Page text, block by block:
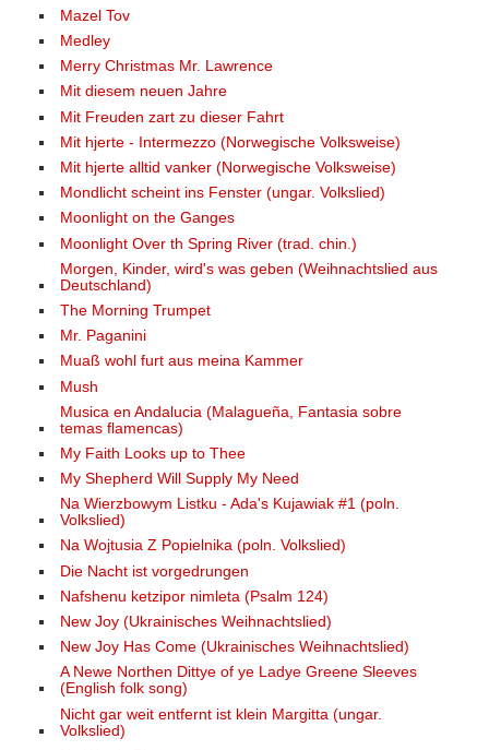
Mazel Tov
Medley
Merry Christmas Mr. Lawrence
Mit diesem neuen Jahre
Mit Freuden zart zu dieser Fahrt
Mit hjerte - Intermezzo (Norwegische Volksweise)
Mit hjerte alltid vanker (Norwegische Volksweise)
Mondlicht scheint ins Fenster (ungar. Volkslied)
Moonlight on the Ganges
Moonlight Over th Spring River (trad. chin.)
Morgen, Kinder, wird's was geben (Weihnachtslied aus
Deutschland)
The Morning Trumpet
Mr. Paganini
Muaß wohl furt aus meina Kammer
Mush
Musica en Andalucia (Malagueña, Fantasia sobre
temas flamencas)
My Faith Looks up to Thee
My Shepherd Will Supply My Need
Na Wierzbowym Listku - Ada's Kujawiak #1 (poln.
Volkslied)
Na Wojtusia Z Popielnika (poln. Volkslied)
Die Nacht ist vorgedrungen
Nafshenu ketzipor nimleta (Psalm 124)
New Joy (Ukrainisches Weihnachtslied)
New Joy Has Come (Ukrainisches Weihnachtslied)
A Newe Northen Dittye of ye Ladye Greene Sleeves
(English folk song)
Nicht gar weit entfernt ist klein Margitta (ungar.
Volkslied)